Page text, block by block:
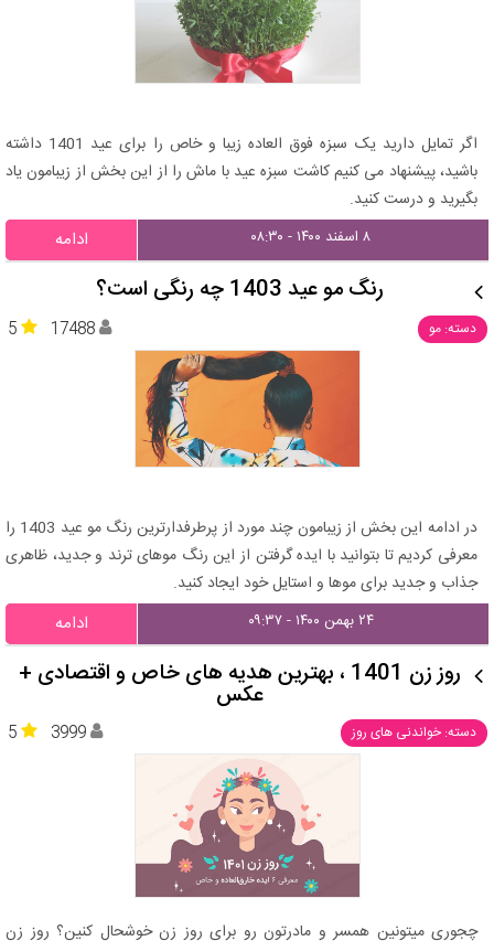
اگر تمایل دارید یک سبزه فوق العاده زیبا و خاص را برای عید 1401 داشته
باشید، پیشنهاد می کنیم کاشت سبزه عید با ماش را از این بخش از زیبامون یاد
بگیرید و درست کنید.
۸ اسفند ۱۴۰۰ - ۰۸:۳۰ ادامه
رنگ مو عید 1403 چه رنگی است؟
دسته: مو 5 17488
در ادامه این بخش از زیبامون چند مورد از پرطرفدارترین رنگ مو عید 1403 را
معرفی کردیم تا بتوانید با ایده گرفتن از این رنگ موهای ترند و جدید، ظاهری
جذاب و جدید برای موها و استایل خود ایجاد کنید.
۲۴ بهمن ۱۴۰۰ - ۰۹:۳۷ ادامه
روز زن 1401 ، بهترین هدیه های خاص و اقتصادی +
عکس
دسته: خواندنی های روز 5 3999
چجوری میتونین همسر و مادرتون رو برای روز زن خوشحال کنین؟ روز زن